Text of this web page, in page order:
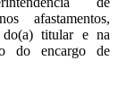
nos afastamentos,
do(a) titular e na
do encargo de